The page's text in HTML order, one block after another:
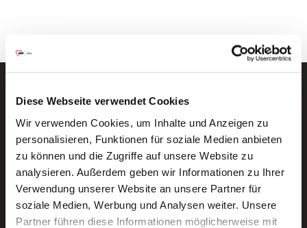
Diese Webseite verwendet Cookies
Wir verwenden Cookies, um Inhalte und Anzeigen zu
personalisieren, Funktionen für soziale Medien anbieten
zu können und die Zugriffe auf unsere Website zu
analysieren. Außerdem geben wir Informationen zu Ihrer
Verwendung unserer Website an unsere Partner für
soziale Medien, Werbung und Analysen weiter. Unsere
Partner führen diese Informationen möglicherweise mit
Neue Stellen per E-Mail.
Ein kostenloser Service von AWO
Jobs.
E-Mail-Adresse eintragen